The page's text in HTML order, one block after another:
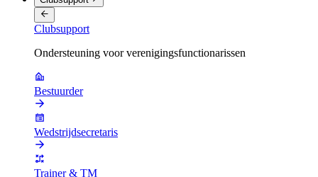
Clubsupport
Ondersteuning voor verenigingsfunctionarissen
Bestuurder
Wedstrijdsecretaris
Trainer & TM